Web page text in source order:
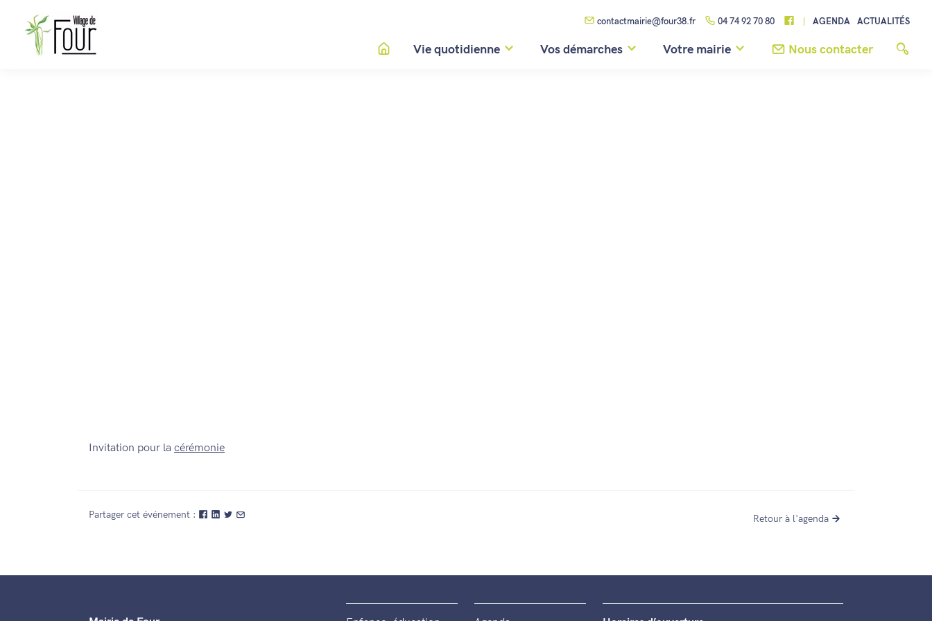
contactmairie@four38.fr 04 74 92 70 80 AGENDA ACTUALITÉS
Vie quotidienne Vos démarches Votre mairie Nous contacter
Invitation pour la cérémonie
Partager cet événement : Retour à l'agenda